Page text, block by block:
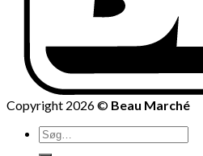
Copyright 2026 © Beau Marché
Søg
efter: